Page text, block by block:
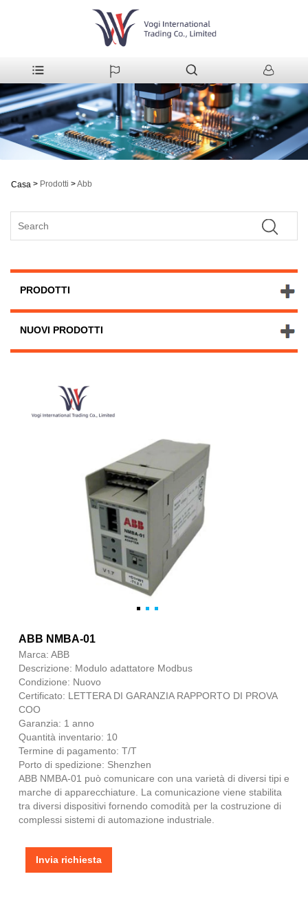
Casa > Prodotti >Abb
PRODOTTI
NUOVI PRODOTTI
ABB NMBA-01
Marca: ABB
Descrizione: Modulo adattatore Modbus
Condizione: Nuovo
Certificato: LETTERA DI GARANZIA RAPPORTO DI PROVA
COO
Garanzia: 1 anno
Quantità inventario: 10
Termine di pagamento: T/T
Porto di spedizione: Shenzhen
ABB NMBA-01 può comunicare con una varietà di diversi tipi e
marche di apparecchiature. La comunicazione viene stabilita
tra diversi dispositivi fornendo comodità per la costruzione di
complessi sistemi di automazione industriale.
Invia richiesta